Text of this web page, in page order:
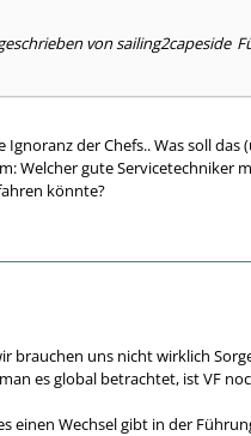
von sailing2capeside
Ignoranz der Chefs.. Was soll
Welcher gute Servicetechniker
könnte?
brauchen uns nicht wirklich
es global betrachtet, ist VF
einen Wechsel gibt in der